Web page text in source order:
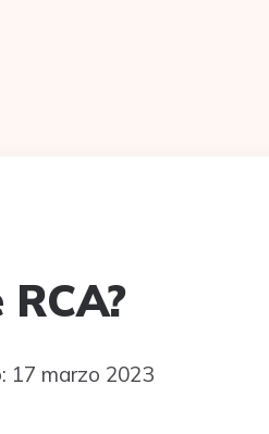
17 marzo 2023